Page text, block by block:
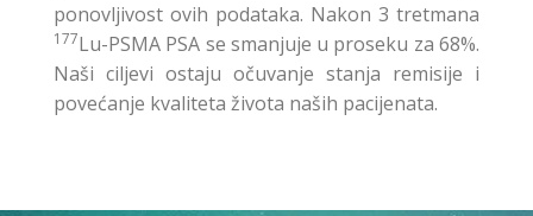
ponovljivost ovih podataka. Nakon 3 tretmana
177Lu-PSMA PSA se smanjuje u proseku za 68%.
Naši ciljevi ostaju očuvanje stanja remisije i
povećanje kvaliteta života naših pacijenata.